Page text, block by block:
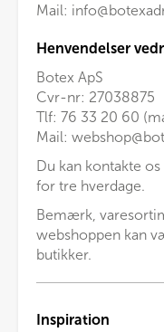
Mail:
Henvendelser
Botex ApS
Cvr-nr: 27038875
Tlf: 76 33 20 60
Mail:
Du kan kontakte
for tre hverdage.
Bemærk,
webshoppen kan
butikker.
Inspiration